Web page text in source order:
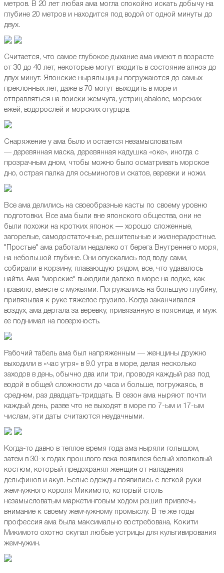
метров. В 20 лет любая ама могла спокойно искать добычу на
глубине 20 метров и находится под водой от одной минуты до
двух.
Считается, что самое глубокое дыхание ама имеют в возрасте
от 30 до 40 лет, некоторые могут входить в состояние апноэ до
двух минут. Японские ныряльщицы погружаются до самых
преклонных лет, даже в 70 могут выходить в море и
отправляться на поиски жемчуга, устриц abalone, морских
ежей, водорослей и морских огурцов.
Снаряжение у ама было и остается незамысловатым
— деревянная маска, деревянная кадушка «оке», иногда с
прозрачным дном, чтобы можно было осматривать морское
дно, острая палка для осьминогов и скатов, веревки и ножи.
Все ама делились на своеобразные касты по своему уровню
подготовки. Все ама были вне японского общества, они не
были похожи на кротких японок — хорошо сложенные,
загорелые, самодостаточные, решительные и жизнерадостные.
"Простые" ама работали недалеко от берега Внутреннего моря,
на небольшой глубине. Они опускались под воду сами,
собирали в корзину, плавающую рядом, все, что удавалось
найти. Ама "морские" выходили далеко в море на лодке, как
правило, вместе с мужьями. Погружались на большую глубину,
привязывая к руке тяжелое грузило. Когда заканчивался
воздух, ама дергала за веревку, привязанную в пояснице, и муж
ее поднимал на поверхность.
Рабочий табель ама был напряженным — женщины дружно
выходили в «час угря» в 9.0 утра в море, делая несколько
заходов в день, обычно два или три, проводя каждый раз под
водой в общей сложности до часа и больше, погружаясь, в
среднем, раз двадцать-тридцать. В сезон ама ныряют почти
каждый день, разве что не выходят в море по 7-ым и 17-ым
числам, эти даты считаются неудачными.
Когда-то давно в теплое время года ама ныряли голышом,
затем в 30-х годах прошлого века появился белый хлопковый
костюм, который предохранял женщин от нападения
дельфинов и акул. Белые одежды появились с легкой руки
жемчужного короля Микимото, который столь
незамысловатым маркетинговым ходом решил привлечь
внимание к своему жемчужному промыслу. В те же годы
профессия ама была максимально востребована, Кокити
Микимото охотно скупал любые устрицы для культивирования
жемчужин.